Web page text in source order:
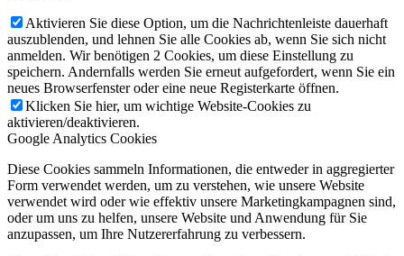
Aktivieren Sie diese Option, um die Nachrichtenleiste dauerhaft
auszublenden, und lehnen Sie alle Cookies ab, wenn Sie sich nicht
anmelden. Wir benötigen 2 Cookies, um diese Einstellung zu
speichern. Andernfalls werden Sie erneut aufgefordert, wenn Sie ein
neues Browserfenster oder eine neue Registerkarte öffnen.
Klicken Sie hier, um wichtige Website-Cookies zu
aktivieren/deaktivieren.
Google Analytics Cookies
Diese Cookies sammeln Informationen, die entweder in aggregierter
Form verwendet werden, um zu verstehen, wie unsere Website
verwendet wird oder wie effektiv unsere Marketingkampagnen sind,
oder um uns zu helfen, unsere Website und Anwendung für Sie
anzupassen, um Ihre Nutzererfahrung zu verbessern.